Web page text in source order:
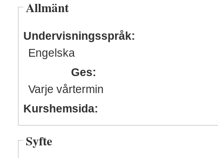
Allmänt
Undervisningsspråk:
Engelska
Ges:
Varje vårtermin
Kurshemsida:
Syfte